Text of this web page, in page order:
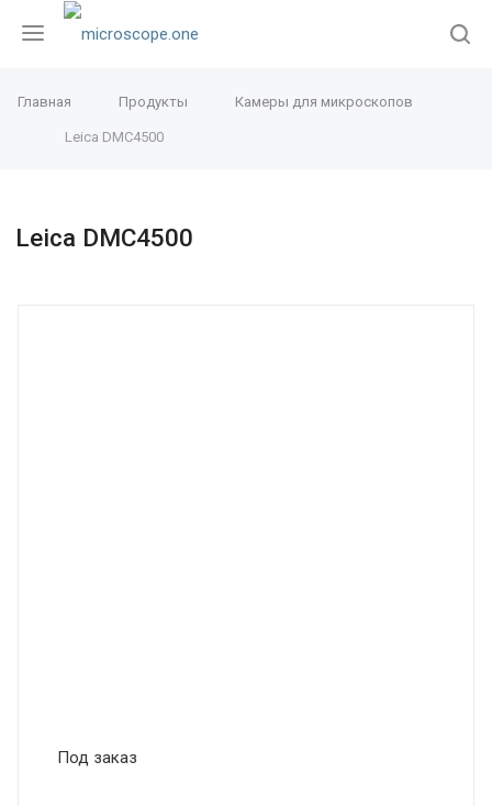
Главная Продукты Камеры для микроскопов
Leica DMC4500
Leica DMC4500
Под заказ